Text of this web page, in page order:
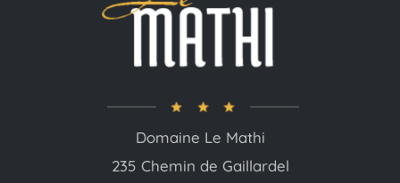
Domaine Le Mathi
235 Chemin de Gaillardel